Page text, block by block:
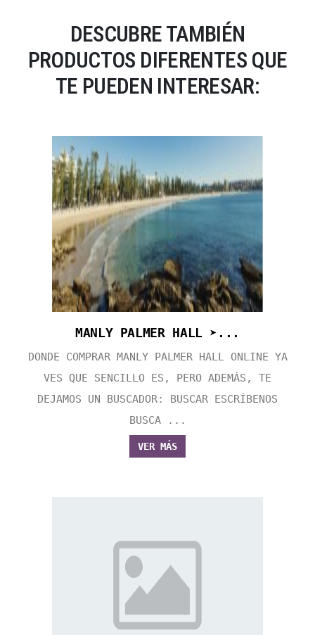
DESCUBRE TAMBIÉN
PRODUCTOS DIFERENTES QUE
TE PUEDEN INTERESAR:
MANLY PALMER HALL ➤...
DONDE COMPRAR MANLY PALMER HALL ONLINE YA
VES QUE SENCILLO ES, PERO ADEMÁS, TE
DEJAMOS UN BUSCADOR: BUSCAR ESCRÍBENOS
BUSCA ...
VER MÁS